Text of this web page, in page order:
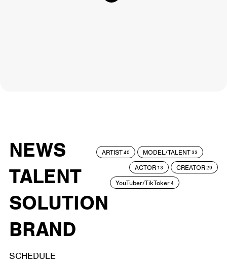
NEWS
TALENT
SOLUTION
BRAND
ARTIST40 MODEL/TALENT33
ACTOR 13 CREATOR29
YouTuber/TikToker4
SCHEDULE